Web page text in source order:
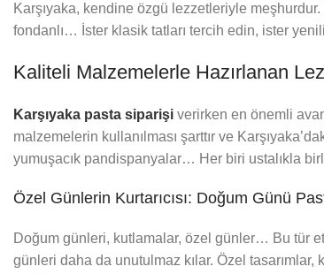
Karşıyaka, kendine özgü lezzetleriyle
fondanlı… İster klasik tatları tercih edin, ister
Kaliteli Malzemelerle Hazırlanan
Karşıyaka pasta siparişi verirken en önemli
malzemelerin kullanılması şarttır ve
yumuşacık pandispanyalar… Her biri ustalıkla
Özel Günlerin Kurtarıcısı: Doğum Günü
Doğum günleri, kutlamalar, özel günler… Bu tür
günleri daha da unutulmaz kılar. Özel tasarımlar,